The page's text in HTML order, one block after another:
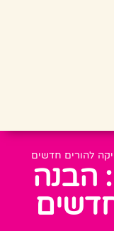
להורים חדשים
הבנה